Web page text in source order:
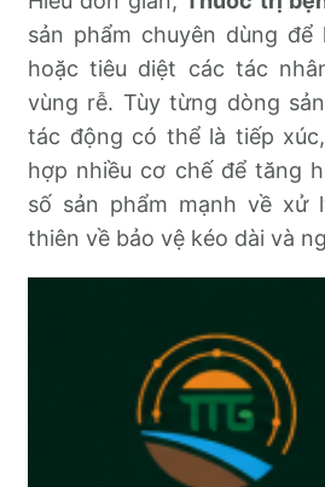
sản phẩm chuyên dùng
hoặc tiêu diệt các tác
vùng rễ. Tùy từng dòng
tác động có thể là tiếp
hợp nhiều cơ chế để tăng
số sản phẩm mạnh về xử
thiên về bảo vệ kéo dài và